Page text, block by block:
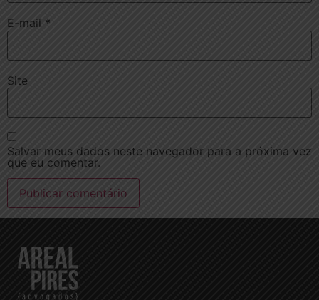
E-mail *
Site
Salvar meus dados neste navegador para a próxima vez
que eu comentar.